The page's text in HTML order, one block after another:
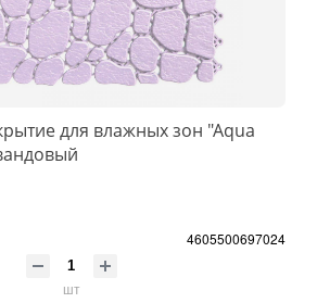
для влажных зон "Aqua
4605500697024
шт